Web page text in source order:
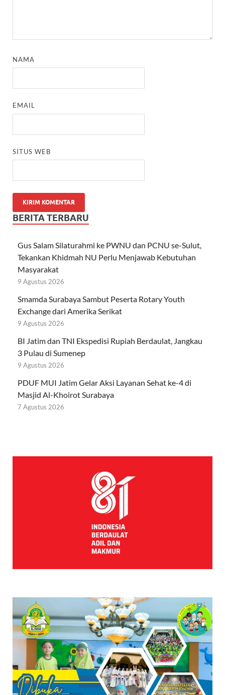
NAMA
EMAIL
SITUS WEB
BERITA TERBARU
Gus Salam Silaturahmi ke PWNU dan PCNU se-Sulut,
Tekankan Khidmah NU Perlu Menjawab Kebutuhan
Masyarakat
9 Agustus 2026
Smamda Surabaya Sambut Peserta Rotary Youth
Exchange dari Amerika Serikat
9 Agustus 2026
BI Jatim dan TNI Ekspedisi Rupiah Berdaulat, Jangkau
3 Pulau di Sumenep
9 Agustus 2026
PDUF MUI Jatim Gelar Aksi Layanan Sehat ke-4 di
Masjid Al-Khoirot Surabaya
7 Agustus 2026